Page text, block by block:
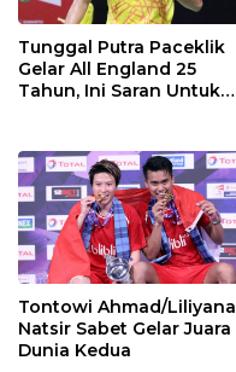
Tunggal Putra Paceklik
Gelar All England 25
Tahun, Ini Saran Untuk
Tontowi Ahmad/Liliyana
Natsir Sabet Gelar Juara
Dunia Kedua